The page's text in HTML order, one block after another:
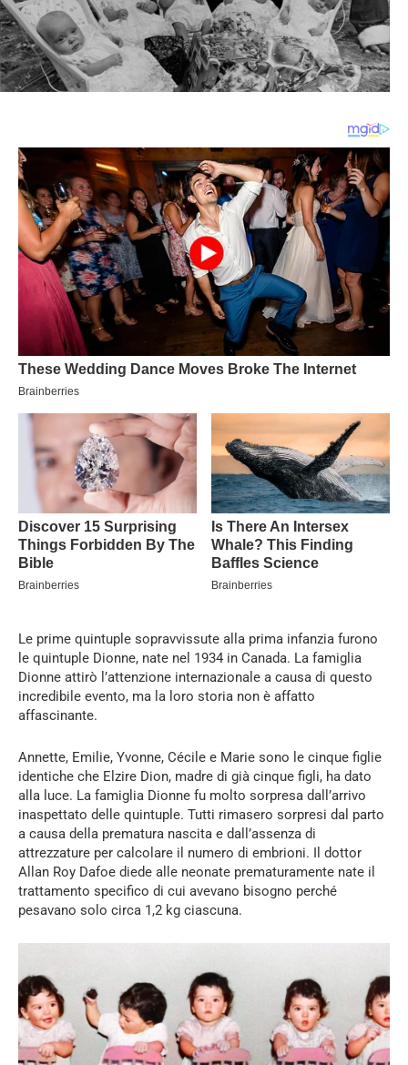
Le prime quintuple sopravvissute alla prima infanzia furono
le quintuple Dionne, nate nel 1934 in Canada. La famiglia
Dionne attirò l’attenzione internazionale a causa di questo
incredibile evento, ma la loro storia non è affatto
affascinante.
Annette, Emilie, Yvonne, Cécile e Marie sono le cinque figlie
identiche che Elzire Dion, madre di già cinque figli, ha dato
alla luce. La famiglia Dionne fu molto sorpresa dall’arrivo
inaspettato delle quintuple. Tutti rimasero sorpresi dal parto
a causa della prematura nascita e dall’assenza di
attrezzature per calcolare il numero di embrioni. Il dottor
Allan Roy Dafoe diede alle neonate prematuramente nate il
trattamento specifico di cui avevano bisogno perché
pesavano solo circa 1,2 kg ciascuna.